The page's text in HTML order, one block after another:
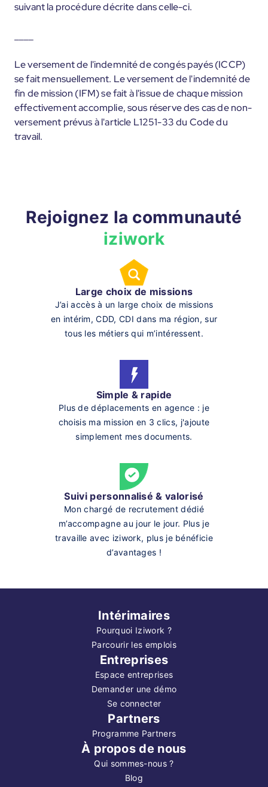
suivant la procédure décrite dans celle-ci.
Le versement de l'indemnité de congés payés (ICCP)
se fait mensuellement. Le versement de l'indemnité de
fin de mission (IFM) se fait à l'issue de chaque mission
effectivement accomplie, sous réserve des cas de non-
versement prévus à l'article L1251-33 du Code du
travail.
Rejoignez la communauté
iziwork
Large choix de missions
J’ai accès à un large choix de missions
en intérim, CDD, CDI dans ma région, sur
tous les métiers qui m’intéressent.
Simple & rapide
Plus de déplacements en agence : je
choisis ma mission en 3 clics, j'ajoute
simplement mes documents.
Suivi personnalisé & valorisé
Mon chargé de recrutement dédié
m’accompagne au jour le jour. Plus je
travaille avec iziwork, plus je bénéficie
d’avantages !
Intérimaires
Pourquoi Iziwork ?
Parcourir les emplois
Entreprises
Espace entreprises
Demander une démo
Se connecter
Partners
Programme Partners
À propos de nous
Qui sommes-nous ?
Blog